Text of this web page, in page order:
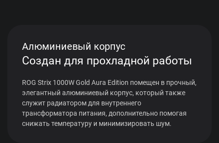
Алюминиевый корпус
Создан для прохладной работы
ROG Strix 1000W Gold Aura Edition помещен в прочный,
элегантный алюминиевый корпус, который также
служит радиатором для внутреннего
трансформатора питания, дополнительно помогая
снижать температуру и минимизировать шум.